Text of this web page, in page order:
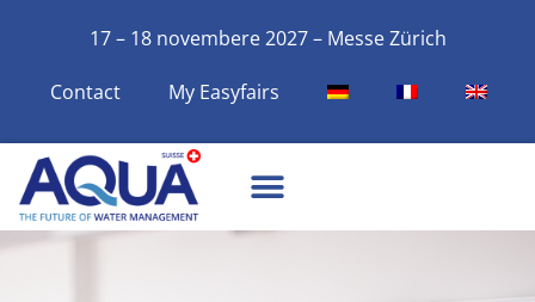
17 – 18 novembere 2027 – Messe Zürich
Contact My Easyfairs